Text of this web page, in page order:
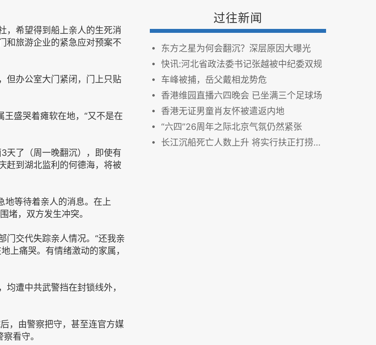
，希望得到船上亲人的生死消
和旅游企业的紧急应对预案不
但办公室大门紧闭，门上只贴
王盛哭着瘫软在地，“又不是在
天了（周一晚翻沉），即使有
赶到湖北监利的何德海，将被
地等待着亲人的消息。在上
堵，双方发生冲突。
门交代失踪亲人情况。“还我亲
上痛哭。有情绪激动的家属，
遭中共武警挡在封锁线外，
，由警察把守，甚至连官方媒
看守。
过往新闻
东方之星为何会翻沉？深层原因大曝光
快讯:河北省政法委书记张越被中纪委双规
车峰被捕，岳父戴相龙势危
香港维园直播六四晚会 已坐满三个足球场
香港无证男童肖友怀被遣返内地
“六四”26周年之际北京气氛仍然紧张
长江沉船死亡人数上升 将实行扶正打捞方案